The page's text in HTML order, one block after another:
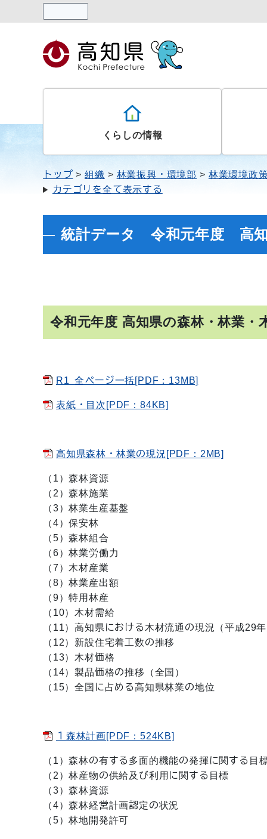
くらしの情報
トップ 組織 林業振興・環境部
林業環境政
カテゴリを全て表示する
統計データ 令和元年度 高知
令和元年度 高知県の森林・林業・
R1_全ページ一括[PDF：13MB]
表紙・目次[PDF：84KB]
高知県森林・林業の現況[PDF：2MB]
（1）森林資源
（2）森林施業
（3）林業生産基盤
（4）保安林
（5）森林組合
（6）林業労働力
（7）木材産業
（8）林業産出額
（9）特用林産
（10）木材需給
（11）高知県における木材流通の現況（平成29年
（12）新設住宅着工数の推移
（13）木材価格
（14）製品価格の推移（全国）
（15）全国に占める高知県林業の地位
１森林計画[PDF：524KB]
（1）森林の有する多面的機能の発揮に関する目
（2）林産物の供給及び利用に関する目標
（3）森林資源
（4）森林経営計画認定の状況
（5）林地開発許可